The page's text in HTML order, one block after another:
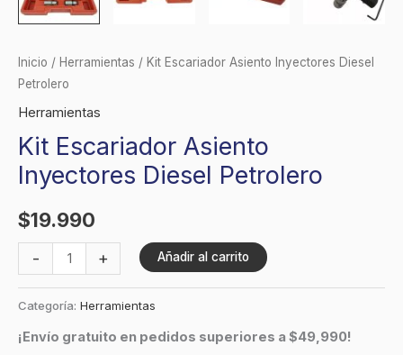
Inicio / Herramientas / Kit Escariador Asiento Inyectores Diesel
Petrolero
Herramientas
Kit Escariador Asiento
Inyectores Diesel Petrolero
$19.990
- + Añadir al carrito
Categoría: Herramientas
¡Envío gratuito en pedidos superiores a $49,990!